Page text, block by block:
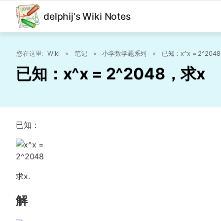
delphij's Wiki Notes
您在这里: Wiki » 笔记 » 小学数学题系列 » 已知：x^x =
已知：x^x = 2^2048，求x
已知：
求x.
解